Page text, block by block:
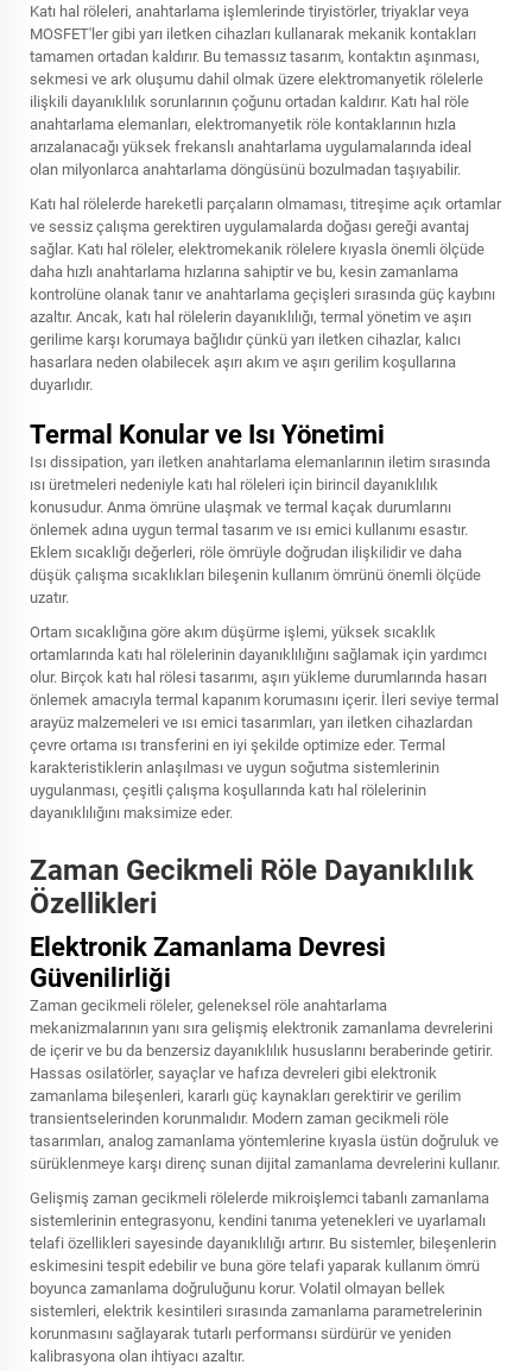
Katı hal röleleri, anahtarlama işlemlerinde tiryistörler, triyaklar veya
MOSFET'ler gibi yarı iletken cihazları kullanarak mekanik kontakları
tamamen ortadan kaldırır. Bu temassız tasarım, kontaktın aşınması,
sekmesi ve ark oluşumu dahil olmak üzere elektromanyetik rölelerle
ilişkili dayanıklılık sorunlarının çoğunu ortadan kaldırır. Katı hal röle
anahtarlama elemanları, elektromanyetik röle kontaklarının hızla
arızalanacağı yüksek frekanslı anahtarlama uygulamalarında ideal
olan milyonlarca anahtarlama döngüsünü bozulmadan taşıyabilir.
Katı hal rölelerde hareketli parçaların olmaması, titreşime açık ortamlar
ve sessiz çalışma gerektiren uygulamalarda doğası gereği avantaj
sağlar. Katı hal röleler, elektromekanik rölelere kıyasla önemli ölçüde
daha hızlı anahtarlama hızlarına sahiptir ve bu, kesin zamanlama
kontrolüne olanak tanır ve anahtarlama geçişleri sırasında güç kaybını
azaltır. Ancak, katı hal rölelerin dayanıklılığı, termal yönetim ve aşırı
gerilime karşı korumaya bağlıdır çünkü yarı iletken cihazlar, kalıcı
hasarlara neden olabilecek aşırı akım ve aşırı gerilim koşullarına
duyarlıdır.
Termal Konular ve Isı Yönetimi
Isı dissipation, yarı iletken anahtarlama elemanlarının iletim sırasında
ısı üretmeleri nedeniyle katı hal röleleri için birincil dayanıklılık
konusudur. Anma ömrüne ulaşmak ve termal kaçak durumlarını
önlemek adına uygun termal tasarım ve ısı emici kullanımı esastır.
Eklem sıcaklığı değerleri, röle ömrüyle doğrudan ilişkilidir ve daha
düşük çalışma sıcaklıkları bileşenin kullanım ömrünü önemli ölçüde
uzatır.
Ortam sıcaklığına göre akım düşürme işlemi, yüksek sıcaklık
ortamlarında katı hal rölelerinin dayanıklılığını sağlamak için yardımcı
olur. Birçok katı hal rölesi tasarımı, aşırı yükleme durumlarında hasarı
önlemek amacıyla termal kapanım korumasını içerir. İleri seviye termal
arayüz malzemeleri ve ısı emici tasarımları, yarı iletken cihazlardan
çevre ortama ısı transferini en iyi şekilde optimize eder. Termal
karakteristiklerin anlaşılması ve uygun soğutma sistemlerinin
uygulanması, çeşitli çalışma koşullarında katı hal rölelerinin
dayanıklılığını maksimize eder.
Zaman Gecikmeli Röle Dayanıklılık
Özellikleri
Elektronik Zamanlama Devresi
Güvenilirliği
Zaman gecikmeli röleler, geleneksel röle anahtarlama
mekanizmalarının yanı sıra gelişmiş elektronik zamanlama devrelerini
de içerir ve bu da benzersiz dayanıklılık hususlarını beraberinde getirir.
Hassas osilatörler, sayaçlar ve hafıza devreleri gibi elektronik
zamanlama bileşenleri, kararlı güç kaynakları gerektirir ve gerilim
transientselerinden korunmalıdır. Modern zaman gecikmeli röle
tasarımları, analog zamanlama yöntemlerine kıyasla üstün doğruluk ve
sürüklenmeye karşı direnç sunan dijital zamanlama devrelerini kullanır.
Gelişmiş zaman gecikmeli rölelerde mikroişlemci tabanlı zamanlama
sistemlerinin entegrasyonu, kendini tanıma yetenekleri ve uyarlamalı
telafi özellikleri sayesinde dayanıklılığı artırır. Bu sistemler, bileşenlerin
eskimesini tespit edebilir ve buna göre telafi yaparak kullanım ömrü
boyunca zamanlama doğruluğunu korur. Volatil olmayan bellek
sistemleri, elektrik kesintileri sırasında zamanlama parametrelerinin
korunmasını sağlayarak tutarlı performansı sürdürür ve yeniden
kalibrasyona olan ihtiyacı azaltır.